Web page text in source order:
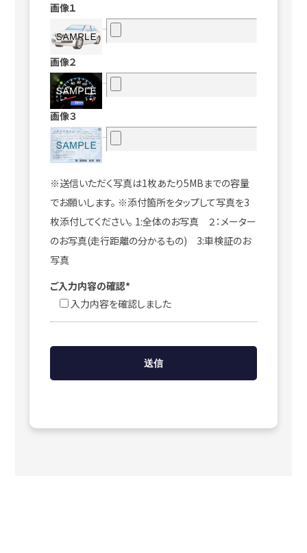
画像１
画像２
画像３
※送信いただく写真は1枚あたり5MBまでの容量
でお願いします。 ※添付箇所をタップして写真を3
枚添付してください。 1:全体のお写真 ２：メーター
のお写真(走行距離の分かるもの) 3:車検証のお
写真
ご入力内容の確認*
入力内容を確認しました